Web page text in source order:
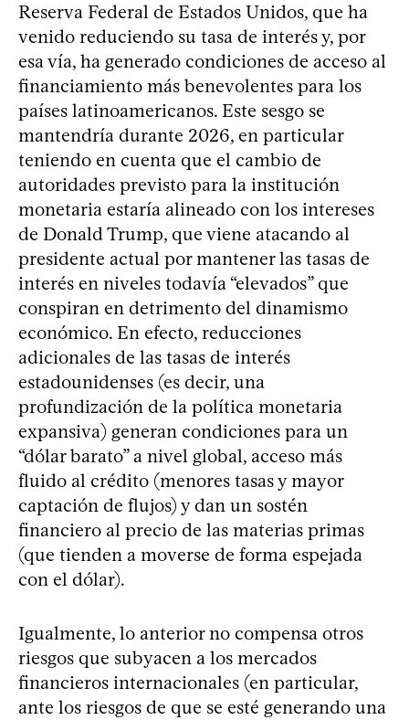
Reserva Federal de Estados Unidos, que ha
venido reduciendo su tasa de interés y, por
esa vía, ha generado condiciones de acceso al
financiamiento más benevolentes para los
países latinoamericanos. Este sesgo se
mantendría durante 2026, en particular
teniendo en cuenta que el cambio de
autoridades previsto para la institución
monetaria estaría alineado con los intereses
de Donald Trump, que viene atacando al
presidente actual por mantener las tasas de
interés en niveles todavía “elevados” que
conspiran en detrimento del dinamismo
económico. En efecto, reducciones
adicionales de las tasas de interés
estadounidenses (es decir, una
profundización de la política monetaria
expansiva) generan condiciones para un
“dólar barato” a nivel global, acceso más
fluido al crédito (menores tasas y mayor
captación de flujos) y dan un sostén
financiero al precio de las materias primas
(que tienden a moverse de forma espejada
con el dólar).
Igualmente, lo anterior no compensa otros
riesgos que subyacen a los mercados
financieros internacionales (en particular,
ante los riesgos de que se esté generando una